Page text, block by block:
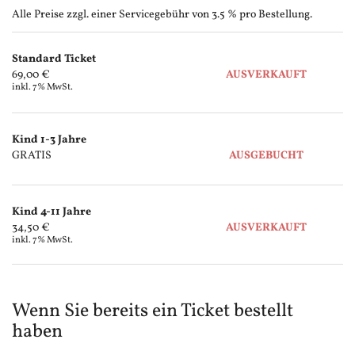
Alle Preise zzgl. einer Servicegebühr von 3.5 % pro Bestellung.
Produkte
Unkategorisierte
Produkte
Standard Ticket
69,00 €
inkl. 7% MwSt.
AUSVERKAUFT
Kind 1-3 Jahre
GRATIS
AUSGEBUCHT
Kind 4-11 Jahre
34,50 €
inkl. 7% MwSt.
AUSVERKAUFT
Wenn Sie bereits ein Ticket bestellt
haben